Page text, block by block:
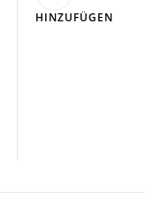
HINZUFÜGEN